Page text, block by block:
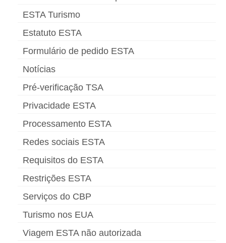
ESTA Turismo
Estatuto ESTA
Formulário de pedido ESTA
Notícias
Pré-verificação TSA
Privacidade ESTA
Processamento ESTA
Redes sociais ESTA
Requisitos do ESTA
Restrições ESTA
Serviços do CBP
Turismo nos EUA
Viagem ESTA não autorizada